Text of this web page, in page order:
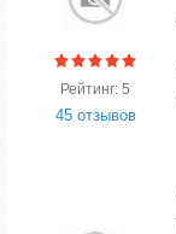
Рейтинг: 5
45 отзывов